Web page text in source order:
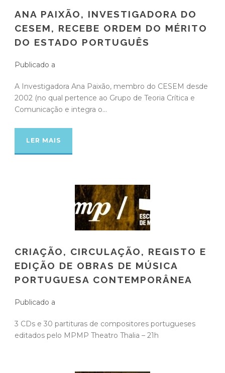
ANA PAIXÃO, INVESTIGADORA DO
CESEM, RECEBE ORDEM DO MÉRITO
DO ESTADO PORTUGUÊS
Publicado a
A Investigadora Ana Paixão, membro do CESEM desde
2002 (no qual pertence ao Grupo de Teoria Crítica e
Comunicação e integra o...
LER MAIS
CRIAÇÃO, CIRCULAÇÃO, REGISTO E
EDIÇÃO DE OBRAS DE MÚSICA
PORTUGUESA CONTEMPORÂNEA
Publicado a
3 CDs e 30 partituras de compositores portugueses
editados pelo MPMP Theatro Thalia – 21h